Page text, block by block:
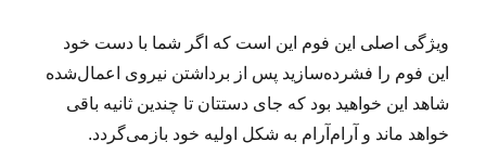
ویژگی اصلی این فوم این است که اگر شما با دست خود
این فوم را فشرده‌سازید پس از برداشتن نیروی اعمال‌شده
شاهد این خواهید بود که جای دستتان تا چندین ثانیه باقی
خواهد ماند و آرام‌آرام به شکل اولیه خود بازمی‌گردد.